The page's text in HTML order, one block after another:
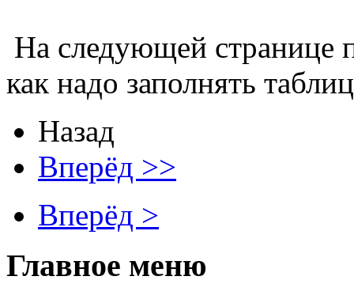
На следующей странице
как надо заполнять
Назад
Вперёд >>
Вперёд >
Главное меню